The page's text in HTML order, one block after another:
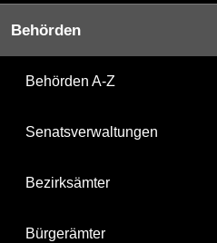
Behörden
Behörden A-Z
Senatsverwaltungen
Bezirksämter
Bürgerämter